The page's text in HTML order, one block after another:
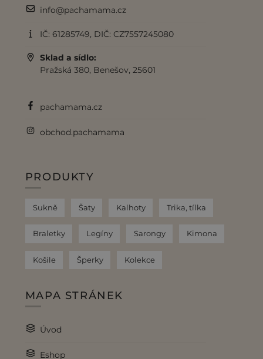
info@pachamama.cz
IČ: 61285749, DIČ: CZ7557245080
Sklad a sídlo:
Pražská 380, Benešov, 25601
pachamama.cz
obchod.pachamama
PRODUKTY
Sukně Šaty Kalhoty Trika, tílka
Braletky Legíny Sarongy Kimona
Košile Šperky Kolekce
MAPA STRÁNEK
Úvod
Eshop